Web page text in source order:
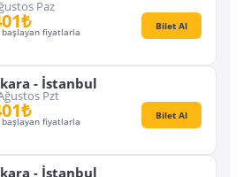
Paz
başlayan fiyatlarla Bilet Al
- İstanbul
Pzt
başlayan fiyatlarla Bilet Al
- İstanbul